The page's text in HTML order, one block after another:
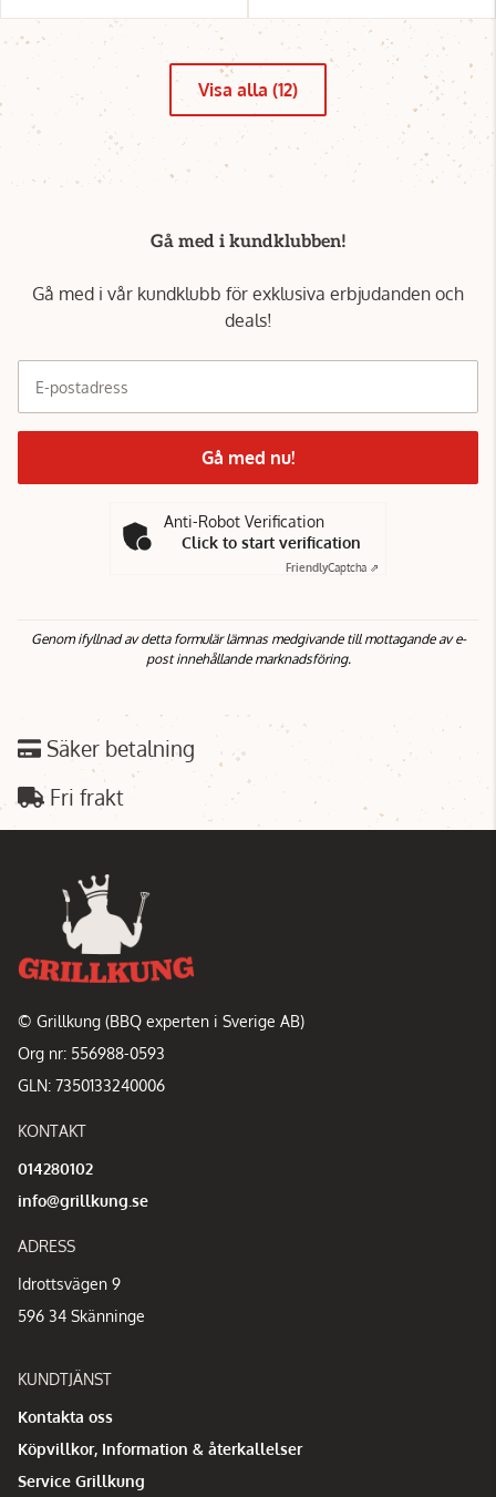
Visa alla (12)
Gå med i kundklubben!
Gå med i vår kundklubb för exklusiva erbjudanden och
deals!
E-postadress
Gå med nu!
Anti-Robot Verification
Click to start verification
FriendlyCaptcha ⇗
Genom ifyllnad av detta formulär lämnas medgivande till mottagande av e-
post innehållande marknadsföring.
Säker betalning
Fri frakt
© Grillkung (BBQ experten i Sverige AB)
Org nr: 556988-0593
GLN: 7350133240006
KONTAKT
014280102
info@grillkung.se
ADRESS
Idrottsvägen 9
596 34 Skänninge
KUNDTJÄNST
Kontakta oss
Köpvillkor, Information & återkallelser
Service Grillkung